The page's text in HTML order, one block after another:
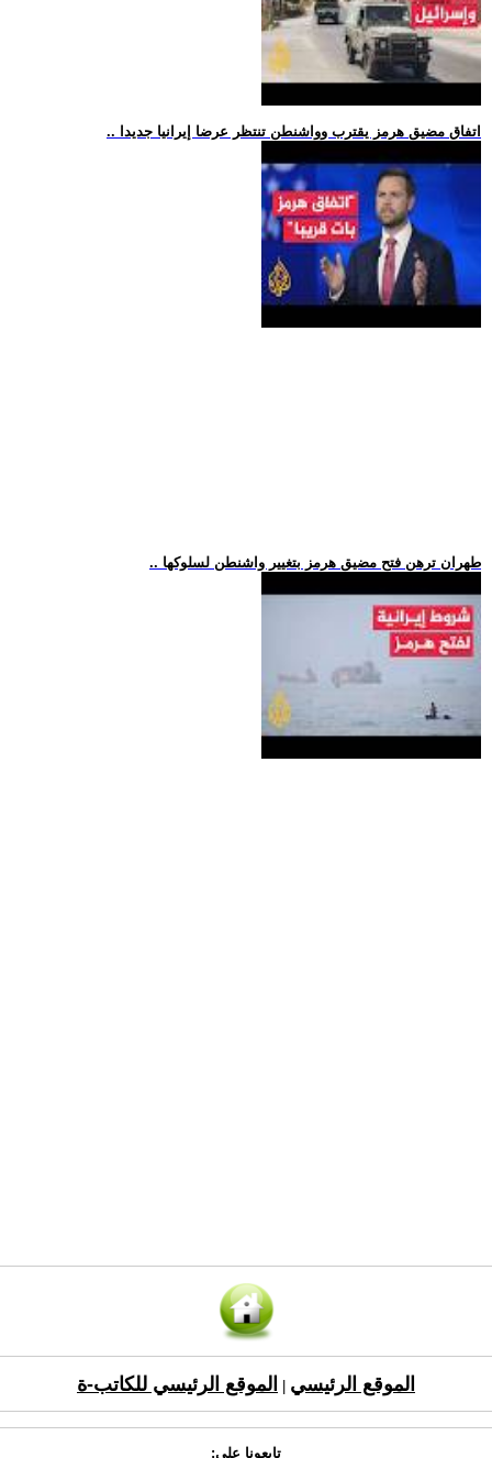
.. اتفاق مضيق هرمز يقترب وواشنطن تنتظر عرضا إيرانيا جديدا
.. طهران ترهن فتح مضيق هرمز بتغيير واشنطن لسلوكها
الموقع الرئيسي الموقع الرئيسي للكاتب-ة
تابعونا على: